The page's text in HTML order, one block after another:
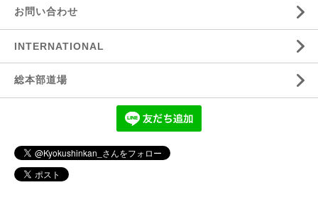
お問い合わせ
INTERNATIONAL
総本部道場